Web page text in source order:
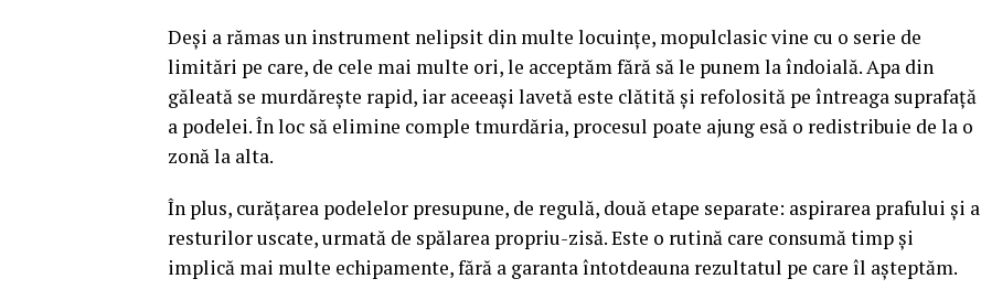
Deși a rămas un instrument nelipsit din multe locuințe, mopulclasic vine cu o serie de
limitări pe care, de cele mai multe ori, le acceptăm fără să le punem la îndoială. Apa din
găleată se murdărește rapid, iar aceeași lavetă este clătită și refolosită pe întreaga suprafață
a podelei. În loc să elimine comple tmurdăria, procesul poate ajung esă o redistribuie de la o
zonă la alta.
În plus, curățarea podelelor presupune, de regulă, două etape separate: aspirarea prafului și a
resturilor uscate, urmată de spălarea propriu-zisă. Este o rutină care consumă timp și
implică mai multe echipamente, fără a garanta întotdeauna rezultatul pe care îl așteptăm.